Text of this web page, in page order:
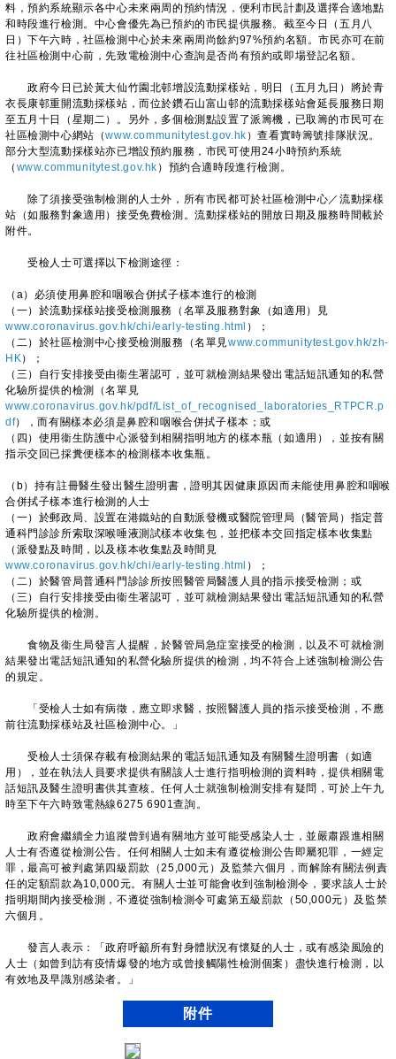
料，預約系統顯示各中心未來兩周的預約情況，便利市民計劃及選擇合適地點
和時段進行檢測。中心會優先為已預約的市民提供服務。截至今日（五月八
日）下午六時，社區檢測中心於未來兩周尚餘約97%預約名額。市民亦可在前
往社區檢測中心前，先致電檢測中心查詢是否尚有預約或即場登記名額。
政府今日已於黃大仙竹園北邨增設流動採樣站，明日（五月九日）將於青
衣長康邨重開流動採樣站，而位於鑽石山富山邨的流動採樣站會延長服務日期
至五月十日（星期二）。另外，多個檢測點設置了派籌機，已取籌的市民可在
社區檢測中心網站（www.communitytest.gov.hk ）查看實時籌號排隊狀況。
部分大型流動採樣站亦已增設預約服務，市民可使用24小時預約系統
（ www.communitytest.gov.hk ）預約合適時段進行檢測。
除了須接受強制檢測的人士外，所有市民都可於社區檢測中心／流動採樣
站（如服務對象適用）接受免費檢測。流動採樣站的開放日期及服務時間載於
附件。
受檢人士可選擇以下檢測途徑：
（a）必須使用鼻腔和咽喉合併拭子樣本進行的檢測
（一）於流動採樣站接受檢測服務（名單及服務對象（如適用）見
www.coronavirus.gov.hk/chi/early-testing.html ）；
（二）於社區檢測中心接受檢測服務（名單見www.communitytest.gov.hk/zh-
HK）；
（三）自行安排接受由衞生署認可，並可就檢測結果發出電話短訊通知的私營
化驗所提供的檢測（名單見
www.coronavirus.gov.hk/pdf/List_of_recognised_laboratories_RTPCR.p
df），而有關樣本必須是鼻腔和咽喉合併拭子樣本；或
（四）使用衞生防護中心派發到相關指明地方的樣本瓶（如適用），並按有關
指示交回已採糞便樣本的檢測樣本收集瓶。
（b）持有註冊醫生發出醫生證明書，證明其因健康原因而未能使用鼻腔和咽喉
合併拭子樣本進行檢測的人士
（一）於郵政局、設置在港鐵站的自動派發機或醫院管理局（醫管局）指定普
通科門診診所索取深喉唾液測試樣本收集包，並把樣本交回指定樣本收集點
（派發點及時間，以及樣本收集點及時間見
www.coronavirus.gov.hk/chi/early-testing.html ）；
（二）於醫管局普通科門診診所按照醫管局醫護人員的指示接受檢測；或
（三）自行安排接受由衞生署認可，並可就檢測結果發出電話短訊通知的私營
化驗所提供的檢測。
食物及衞生局發言人提醒，於醫管局急症室接受的檢測，以及不可就檢測
結果發出電話短訊通知的私營化驗所提供的檢測，均不符合上述強制檢測公告
的規定。
「受檢人士如有病徵，應立即求醫，按照醫護人員的指示接受檢測，不應
前往流動採樣站及社區檢測中心。」
受檢人士須保存載有檢測結果的電話短訊通知及有關醫生證明書（如適
用），並在執法人員要求提供有關該人士進行指明檢測的資料時，提供相關電
話短訊及醫生證明書供其查核。任何人士就強制檢測安排有疑問，可於上午九
時至下午六時致電熱線6275 6901查詢。
政府會繼續全力追蹤曾到過有關地方並可能受感染人士，並嚴肅跟進相關
人士有否遵從檢測公告。任何相關人士如未有遵從檢測公告即屬犯罪，一經定
罪，最高可被判處第四級罰款（25,000元）及監禁六個月，而解除有關法例責
任的定額罰款為10,000元。有關人士並可能會收到強制檢測令，要求該人士於
指明期間內接受檢測，不遵從強制檢測令可處第五級罰款（50,000元）及監禁
六個月。
發言人表示：「政府呼籲所有對身體狀況有懷疑的人士，或有感染風險的
人士（如曾到訪有疫情爆發的地方或曾接觸陽性檢測個案）盡快進行檢測，以
有效地及早識別感染者。」
附件